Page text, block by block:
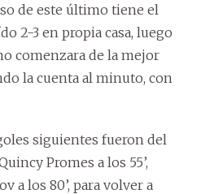
de este último tiene el
2-3 en propia casa, luego
comenzara de la mejor
la cuenta al minuto, con
siguientes fueron del
Promes a los 55’,
a los 80’, para volver a